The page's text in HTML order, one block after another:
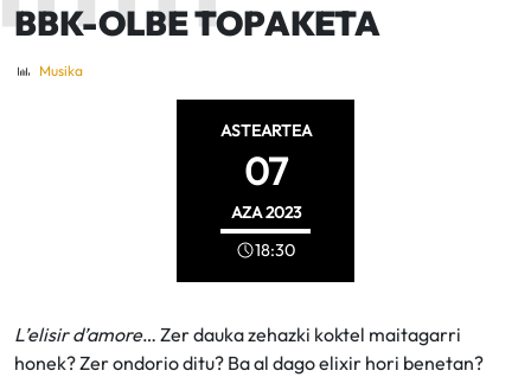
BBK-OLBE TOPAKETA
Musika
ASTEARTEA
07
AZA2023
18:30
L’elisir d’amore… Zer dauka zehazki koktel maitagarri
honek? Zer ondorio ditu? Ba al dago elixir hori benetan?